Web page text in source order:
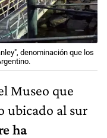
denominación que los
Museo que
ubicado al sur
ha